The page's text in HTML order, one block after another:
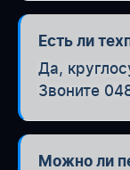
Есть ли
Да,
Звоните
Можно ли